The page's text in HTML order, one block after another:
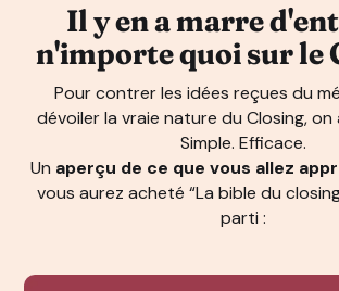
Il y en a marre
n'importe quoi sur le
Pour contrer les idées reçues du
dévoiler la vraie nature du Closing, on
Simple. Efficace.
Un aperçu de ce que vous allez
vous aurez acheté “La bible du
parti :